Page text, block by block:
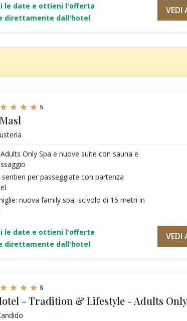
le date e ottieni l'offerta
direttamente dall'hotel
VEDI
s
Only Spa e nuove suite con sauna e
sentieri per passeggiate con partenza
nuova family spa, scivolo di 15 metri in
le date e ottieni l'offerta
direttamente dall'hotel
VEDI
s
- Tradition & Lifestyle - Adults Only